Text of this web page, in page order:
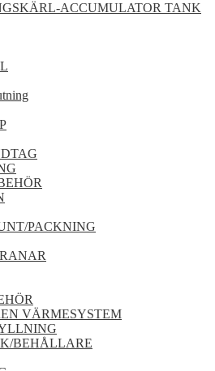
ACCUMULATOR TANK
PACKNING
VÄRMESYSTEM
BEHÅLLARE